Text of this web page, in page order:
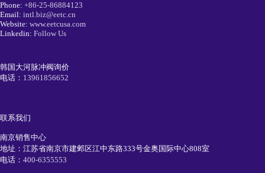
Phone: +86-25-86884123
Email: intl.biz@eetc.cn
Website: www.eetcusa.com
Linkedin: Follow Us
韩国大河脉冲阀询价
电话： 13961856652
联系我们
南京销售中心
地址：江苏省南京市建邺区江中东路333号金奥国际中心808室
电话： 400-6355553